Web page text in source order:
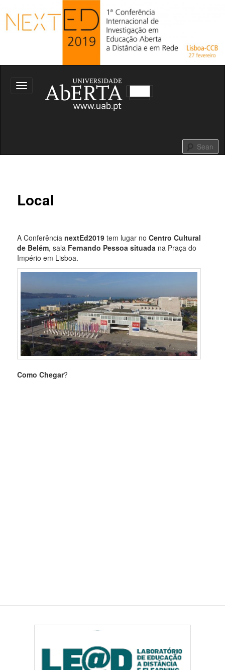
Investigação em Educação Aberta,
27 de fevereiro de 2019
Toggle
navigation
Local
A ConferêncianextEd2019 tem lugar noCentro Cultural
de Belém, sala Fernando Pessoa situada na Praça do
Império em Lisboa.
Como Chegar?